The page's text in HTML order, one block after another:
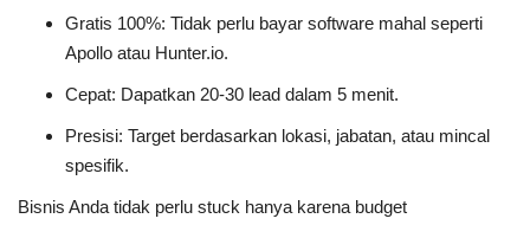
Gratis 100%: Tidak perlu bayar software mahal seperti
Apollo atau Hunter.io.
Cepat: Dapatkan 20-30 lead dalam 5 menit.
Presisi: Target berdasarkan lokasi, jabatan, atau mincal
spesifik.
Bisnis Anda tidak perlu stuck hanya karena budget